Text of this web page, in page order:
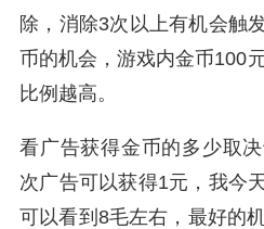
除，消除3次以上有机会触
币的机会，游戏内金币100
比例越高。
看广告获得金币的多少取
次广告可以获得1元，我今
可以看到8毛左右，最好的